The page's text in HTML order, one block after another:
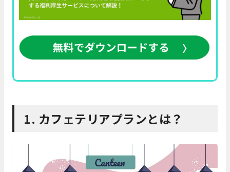
1. カフェテリアプランとは？